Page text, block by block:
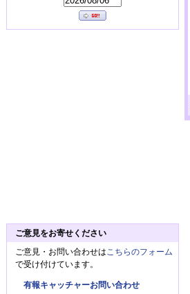
ご意見をお寄せください
ご意見・お問い合わせは こちらのフォーム
で受け付けています。
有報キャッチャーお問い合わせ